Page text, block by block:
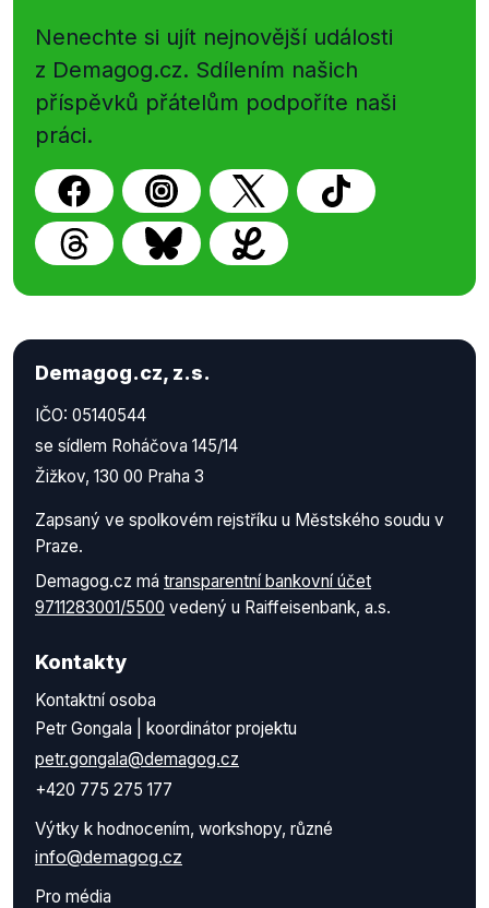
Nenechte si ujít nejnovější události
z Demagog.cz. Sdílením našich
příspěvků přátelům podpoříte naši
práci.
Demagog.cz, z.s.
IČO: 05140544
se sídlem Roháčova 145/14
Žižkov, 130 00 Praha 3
Zapsaný ve spolkovém rejstříku u Městského soudu v
Praze.
Demagog.cz má transparentní bankovní účet
9711283001/5500 vedený u Raiffeisenbank, a.s.
Kontakty
Kontaktní osoba
Petr Gongala | koordinátor projektu
petr.gongala@demagog.cz
+420 775 275 177
Výtky k hodnocením, workshopy, různé
info@demagog.cz
Pro média